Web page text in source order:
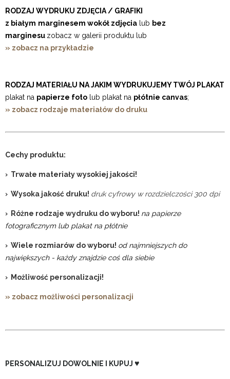
RODZAJ WYDRUKU ZDJĘCIA / GRAFIKI
z białym marginesem wokół zdjęcia lub bez
marginesu zobacz w galerii produktu lub
» zobacz na przykładzie
RODZAJ MATERIAŁU NA JAKIM WYDRUKUJEMY TWÓJ PLAKAT
plakat na papierze foto lub plakat na płótnie canvas;
» zobacz rodzaje materiałów do druku
Cechy produktu:
› Trwałe materiały wysokiej jakości!
› Wysoka jakość druku! druk cyfrowy w rozdzielczości 300 dpi
› Różne rodzaje wydruku do wyboru! na papierze
fotograficznym lub plakat na płótnie
› Wiele rozmiarów do wyboru! od najmniejszych do
największych - każdy znajdzie coś dla siebie
› Możliwość personalizacji!
» zobacz możliwości personalizacji
PERSONALIZUJ DOWOLNIE I KUPUJ ♥